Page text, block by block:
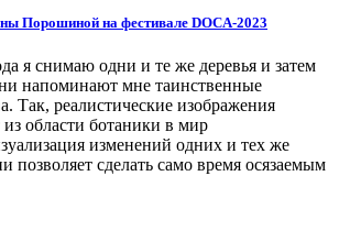
Порошиной на фестивале DOCA-2023
я снимаю одни и те же деревья и затем
напоминают мне таинственные
Так, реалистические изображения
из области ботаники в мир
изменений одних и тех же
позволяет сделать само время осязаемым